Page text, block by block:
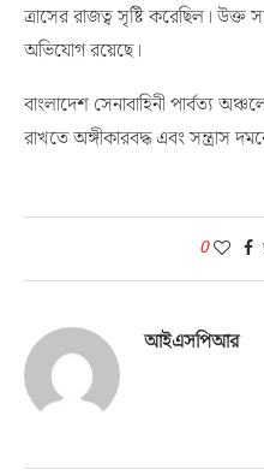
ত্রাসের রাজত্ব সৃষ্টি করেছিল। উক্ত
অভিযোগ রয়েছে।
বাংলাদেশ সেনাবাহিনী পার্বত্য
রাখতে অঙ্গীকারবদ্ধ এবং সন্ত্রাস
0
আইএসপিআর